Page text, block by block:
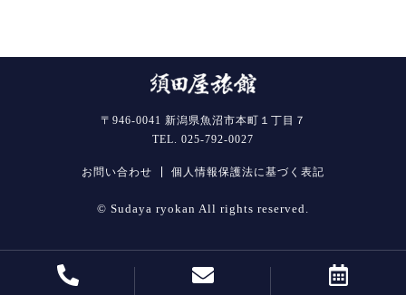
〒946-0041 新潟県魚沼市本町１丁目７
TEL. 025-792-0027
お問い合わせ 個人情報保護法に基づく表記
© Sudaya ryokan All rights reserved.